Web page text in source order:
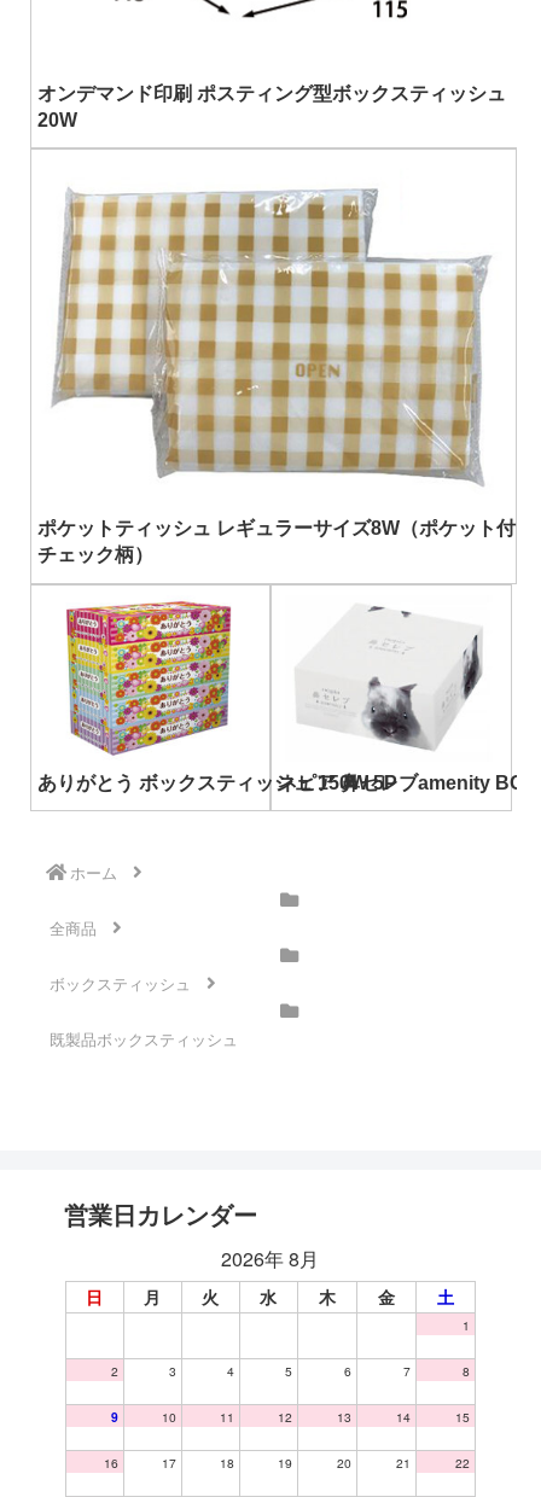
オンデマンド印刷 ポスティング型ボックスティッシュ
20W
ポケットティッシュ レギュラーサイズ8W（ポケット付
チェック柄）
ありがとう ボックスティッシュ 150W 5P
ネピア 鼻セレブamenity
ホーム
全商品
ボックスティッシュ
既製品ボックスティッシュ
営業日カレンダー
2026年 8月
日 月 火 水 木 金 土
1
2 3 4 5 6 7 8
9 10 11 12 13 14 15
16 17 18 19 20 21 22